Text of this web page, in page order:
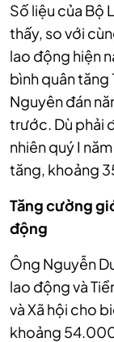
Số liệu của Bộ
thấy, so với
lao động hiện
bình quân tăng
Nguyên đán
trước. Dù phải
nhiên quý I
tăng, khoảng
Tăng cường
động
Ông Nguyễn
lao động và
và Xã hội cho
khoảng